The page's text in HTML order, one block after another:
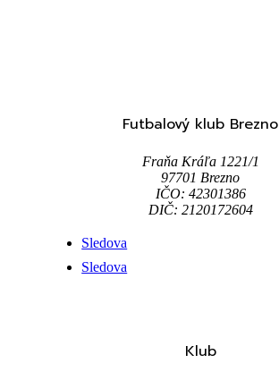
Futbalový klub Brezno
Fraňa Kráľa 1221/1
97701 Brezno
IČO: 42301386
DIČ: 2120172604
Sledova
Sledova
Klub